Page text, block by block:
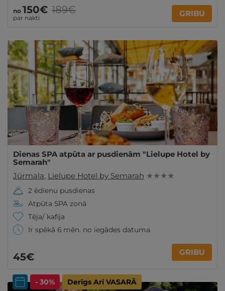
no 150€
par nakti
189€ GRIBU
Dienas SPA atpūta ar pusdienām "Lielupe Hotel by
Semarah"
Jūrmala, Lielupe Hotel by Semarah ★ ★ ★ ★
2 ēdienu pusdienas
Atpūta SPA zonā
Tēja/ kafija
Ir spēkā 6 mēn. no iegādes datuma
45€ GRIBU
- 30% Derīgs Arī VASARĀ